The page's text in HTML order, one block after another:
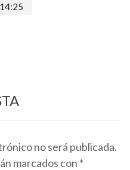
no será publicada.
marcados con *